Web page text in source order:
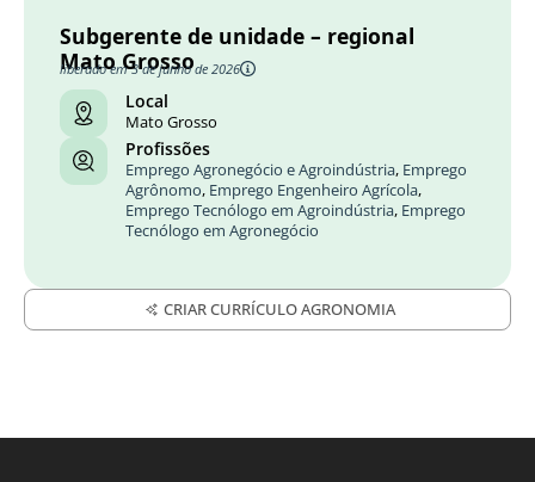
Subgerente de unidade – regional
Mato Grosso
liberado em 3 de junho de 2026
Local
Mato Grosso
Profissões
Emprego Agronegócio e Agroindústria, Emprego
Agrônomo, Emprego Engenheiro Agrícola,
Emprego Tecnólogo em Agroindústria, Emprego
Tecnólogo em Agronegócio
CRIAR CURRÍCULO AGRONOMIA